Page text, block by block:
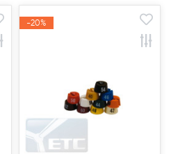
-20%
-20%